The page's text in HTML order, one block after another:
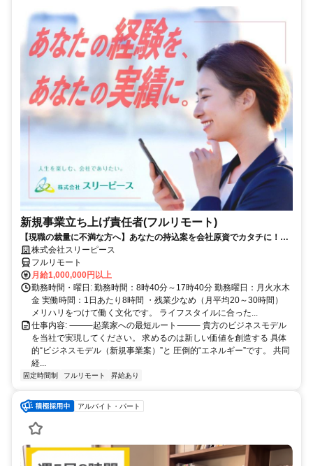
新規事業立ち上げ責任者(フルリモート)
【現職の裁量に不満な方へ】あなたの持込案を会社原資でカタチに！最
短6ヶ月で共同経営者の道へ
株式会社スリーピース
フルリモート
月給1,000,000円以上
勤務時間・曜日: 勤務時間：8時40分～17時40分 勤務曜日：月火水木
金 実働時間：1日あたり8時間 ・残業少なめ（月平均20～30時間）
メリハリをつけて働く文化です。 ライフスタイルに合った...
仕事内容: ⸻起業家への最短ルート⸻ 貴方のビジネスモデル
を当社で実現してください。 求めるのは新しい価値を創造する 具体
的“ビジネスモデル（新規事業案）”と 圧倒的“エネルギー”です。 共同
経...
固定時間制 フルリモート 昇給あり
アルバイト・パート